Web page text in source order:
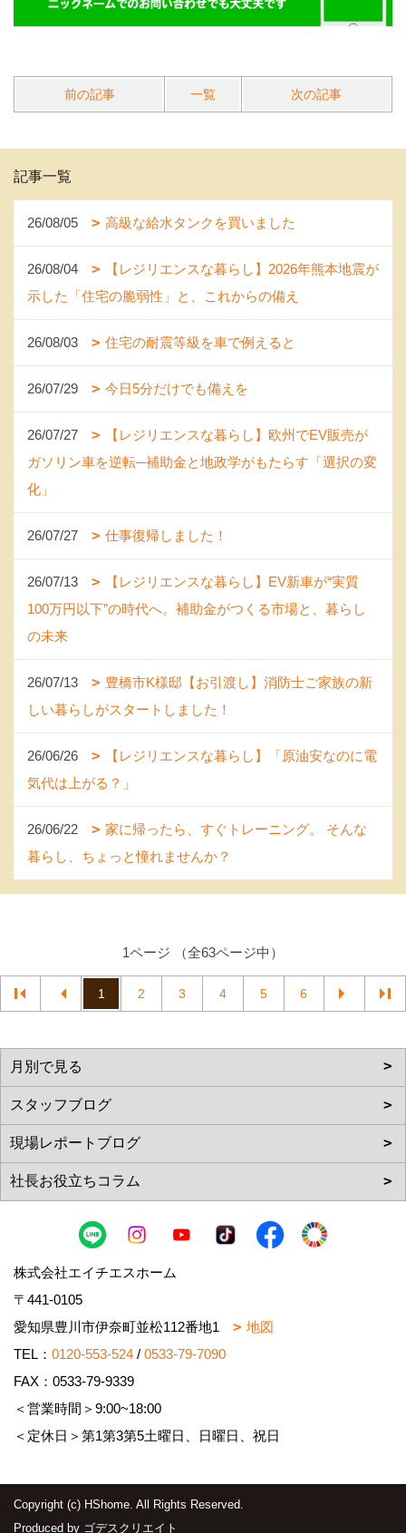
前の記事 一覧 次の記事
記事一覧
26/08/05 高級な給水タンクを買いました
26/08/04
【レジリエンスな暮らし】2026年熊本地震が
示した「住宅の脆弱性」と、これからの備え
26/08/03 住宅の耐震等級を車で例えると
26/07/29 今日5分だけでも備えを
26/07/27
【レジリエンスな暮らし】欧州でEV販売が
ガソリン車を逆転─補助金と地政学がもたらす「選択の変
化」
26/07/27 仕事復帰しました！
26/07/13
【レジリエンスな暮らし】EV新車が“実質
100万円以下”の時代へ。補助金がつくる市場と、暮らし
の未来
26/07/13
豊橋市K様邸【お引渡し】消防士ご家族の新
しい暮らしがスタートしました！
26/06/26
【レジリエンスな暮らし】「原油安なのに電
気代は上がる？」
26/06/22
家に帰ったら、すぐトレーニング。 そんな
暮らし、ちょっと憧れませんか？
1ページ （全63ページ中）
1 2 3 4 5 6
株式会社エイチエスホーム
〒441-0105
愛知県豊川市伊奈町並松112番地1
地図
TEL： 0120-553-524 / 0533-79-7090
FAX：0533-79-9339
＜営業時間＞9:00~18:00
＜定休日＞第1第3第5土曜日、日曜日、祝日
Copyright (c) HShome. All Rights Reserved.
Produced by ゴデスクリエイト